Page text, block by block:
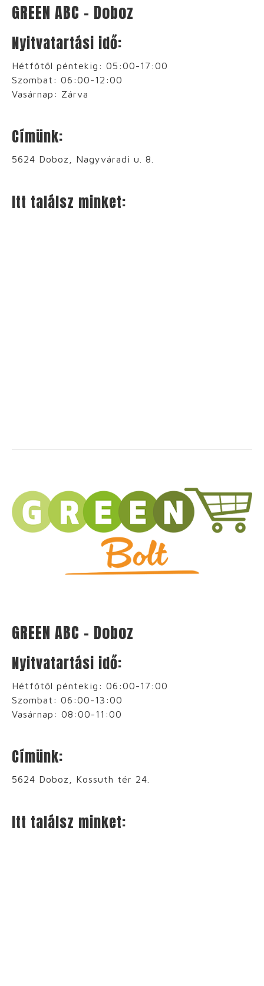
GREEN ABC – Doboz
Nyitvatartási idő:
Hétfőtől péntekig: 05:00-17:00
Szombat: 06:00-12:00
Vasárnap: Zárva
Címünk:
5624 Doboz, Nagyváradi u. 8.
Itt találsz minket:
GREEN ABC – Doboz
Nyitvatartási idő:
Hétfőtől péntekig: 06:00-17:00
Szombat: 06:00-13:00
Vasárnap: 08:00-11:00
Címünk:
5624 Doboz, Kossuth tér 24.
Itt találsz minket: